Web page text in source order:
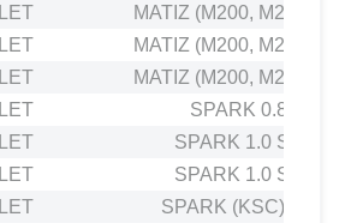
MATIZ (M200, M250) 0.8
MATIZ (M200, M250) 1.0
MATIZ (M200, M250) 1.0
SPARK 0.8
SPARK 1.0 SX
SPARK 1.0 SX
SPARK (KSC) 0.8